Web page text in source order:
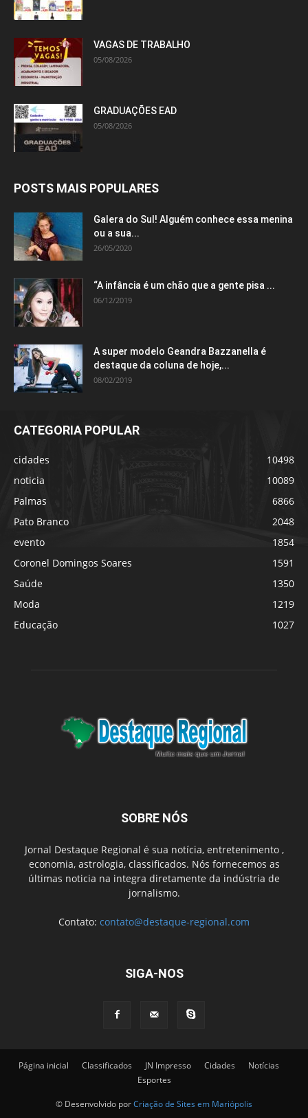
VAGAS DE TRABALHO
05/08/2026
GRADUAÇÕES EAD
05/08/2026
POSTS MAIS POPULARES
Galera do Sul! Alguém conhece essa menina
ou a sua...
26/05/2020
“A infância é um chão que a gente pisa ...
06/12/2019
A super modelo Geandra Bazzanella é
destaque da coluna de hoje,...
08/02/2019
CATEGORIA POPULAR
cidades
10498
noticia
10089
Palmas
6866
Pato Branco
2048
evento
1854
Coronel Domingos Soares
1591
Saúde
1350
Moda
1219
Educação
1027
SOBRE NÓS
Jornal Destaque Regional é sua notícia, entretenimento ,
economia, astrologia, classificados. Nós fornecemos as
últimas noticia na integra diretamente da indústria de
jornalismo.
Contato: contato@destaque-regional.com
SIGA-NOS
Página inicial Classificados JN Impresso Cidades
Notícias
Esportes
© Desenvolvido porCriação de Sites em Mariópolis